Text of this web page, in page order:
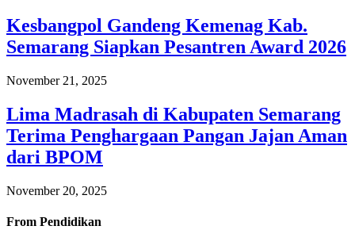
Kesbangpol Gandeng Kemenag Kab.
Semarang Siapkan Pesantren Award 2026
November 21, 2025
Lima Madrasah di Kabupaten Semarang
Terima Penghargaan Pangan Jajan Aman
dari BPOM
November 20, 2025
From Pendidikan